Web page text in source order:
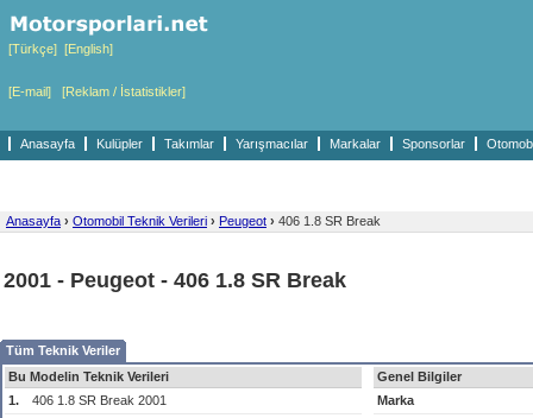
[Türkçe] [English]
[E-mail] [Reklam / İstatistikler]
Anasayfa Kulüpler Takımlar Yarışmacılar Markalar Sponsorlar
Anasayfa › Otomobil Teknik Verileri › Peugeot › 406 1.8 SR Break
2001 - Peugeot - 406 1.8 SR Break
Tüm Teknik Veriler
Bu Modelin Teknik Verileri
1.
406 1.8 SR Break 2001
Genel Bilgiler
Marka